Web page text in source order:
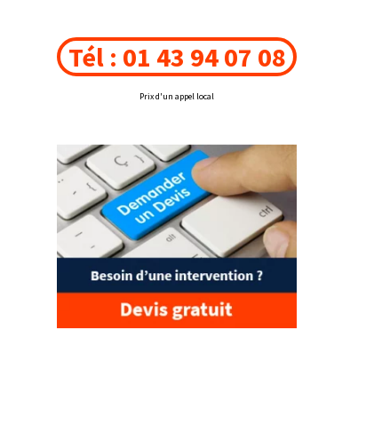
Tél : 01 43 94 07 08
Prix d'un appel local